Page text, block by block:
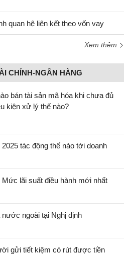
quan hệ liên kết theo vốn vay
Xem thêm
CHÍNH-NGÂN HÀNG
bán tài sản mã hóa khi chưa đủ
kiện xử lý thế nào?
tác động thế nào tới doanh
Mức lãi suất điều hành mới nhất
ngoài tại Nghị định
gửi tiết kiệm có rút được tiền